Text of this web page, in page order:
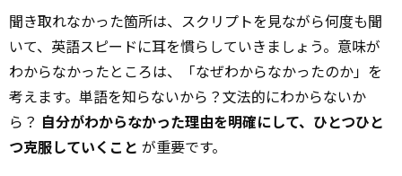
聞き取れなかった箇所は、スクリプトを見ながら何度も聞
いて、英語スピードに耳を慣らしていきましょう。意味が
わからなかったところは、「なぜわからなかったのか」を
考えます。単語を知らないから？文法的にわからないか
ら？ 自分がわからなかった理由を明確にして、ひとつひと
つ克服していくこと が重要です。